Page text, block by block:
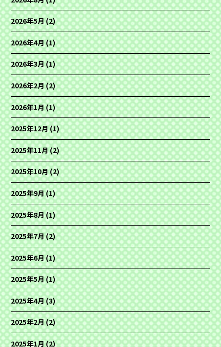
2026年5月(2)
2026年4月(1)
2026年3月(1)
2026年2月(2)
2026年1月(1)
2025年12月(1)
2025年11月(2)
2025年10月(2)
2025年9月(1)
2025年8月(1)
2025年7月(2)
2025年6月(1)
2025年5月(1)
2025年4月(3)
2025年2月(2)
2025年1月(2)